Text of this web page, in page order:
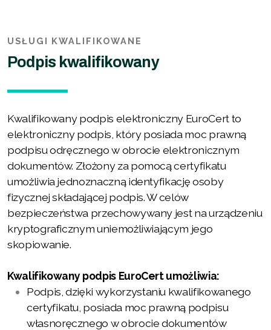
USŁUGI KWALIFIKOWANE
Podpis kwalifikowany
Kwalifikowany podpis elektroniczny EuroCert to
elektroniczny podpis, który posiada moc prawną
podpisu odręcznego w obrocie elektronicznym
dokumentów. Złożony za pomocą certyfikatu
umożliwia jednoznaczną identyfikację osoby
fizycznej składającej podpis. W celów
bezpieczeństwa przechowywany jest na urządzeniu
kryptograficznym uniemożliwiającym jego
skopiowanie.
Kwalifikowany podpis EuroCert umożliwia:
Podpis, dzięki wykorzystaniu kwalifikowanego
certyfikatu, posiada moc prawną podpisu
własnoręcznego w obrocie dokumentów